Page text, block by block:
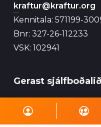
kraftur@kraftur.org
Kennitala: 571199-
Bnr: 327-26-112233
VSK: 102941
Gerast
Sjálfboðaliðar
starfsemi félagsins